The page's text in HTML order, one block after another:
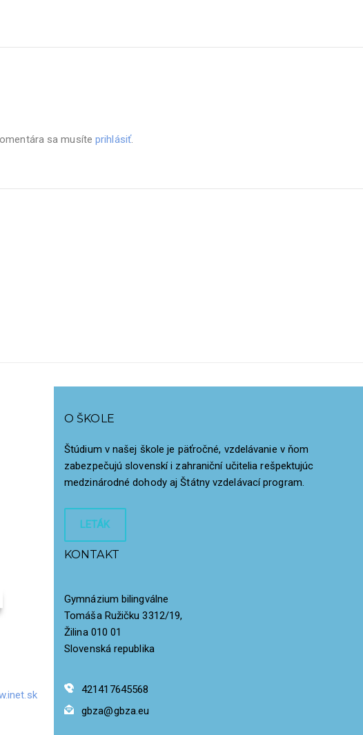
sa musíteprihlásiť.
O ŠKOLE
Štúdium v našej škole je päťročné, vzdelávanie v ňom
zabezpečujú slovenskí i zahraniční učitelia rešpektujúc
medzinárodné dohody aj Štátny vzdelávací program.
LETÁK
KONTAKT
Gymnázium bilingválne
Tomáša Ružičku 3312/19,
Žilina 010 01
Slovenská republika
421417645568
gbza@gbza.eu